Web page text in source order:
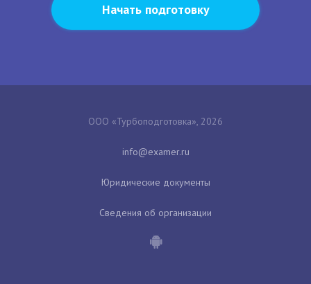
Начать подготовку
ООО «Турбоподготовка», 2026
Юридические документы
Сведения об организации